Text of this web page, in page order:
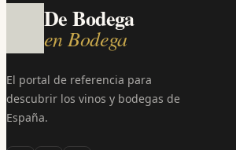
De Bodega
en Bodega
El portal de referencia para
descubrir los vinos y bodegas de
España.